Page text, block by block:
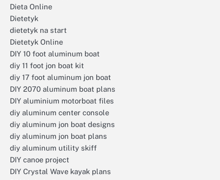
Dieta Online
Dietetyk
dietetyk na start
Dietetyk Online
DIY 10 foot aluminum boat
diy 11 foot jon boat kit
diy 17 foot aluminum jon boat
DIY 2070 aluminum boat plans
DIY aluminium motorboat files
diy aluminum center console
diy aluminum jon boat designs
diy aluminum jon boat plans
diy aluminum utility skiff
DIY canoe project
DIY Crystal Wave kayak plans